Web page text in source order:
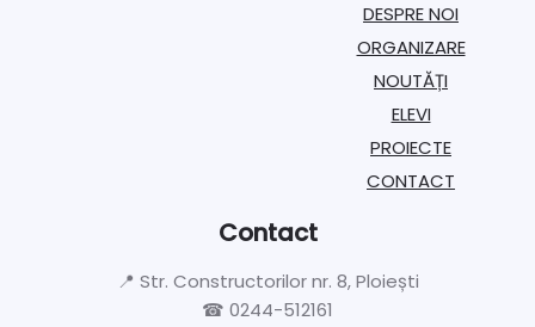
DESPRE NOI
ORGANIZARE​
NOUTĂȚI
ELEVI
PROIECTE​
CONTACT
Contact
📍 Str. Constructorilor nr. 8, Ploiești
☎ 0244-512161